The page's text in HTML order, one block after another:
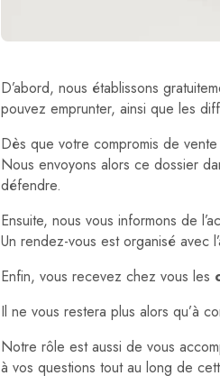
D’abord, nous établissons
pouvez emprunter, ainsi que les
Dès que votre compromis de
Nous envoyons alors ce dossier
défendre.
Ensuite, nous vous informons de
Un rendez-vous est organisé avec
Enfin, vous recevez chez vous les
Il ne vous restera plus alors qu’à
Notre rôle est aussi de vous
à vos questions tout au long de